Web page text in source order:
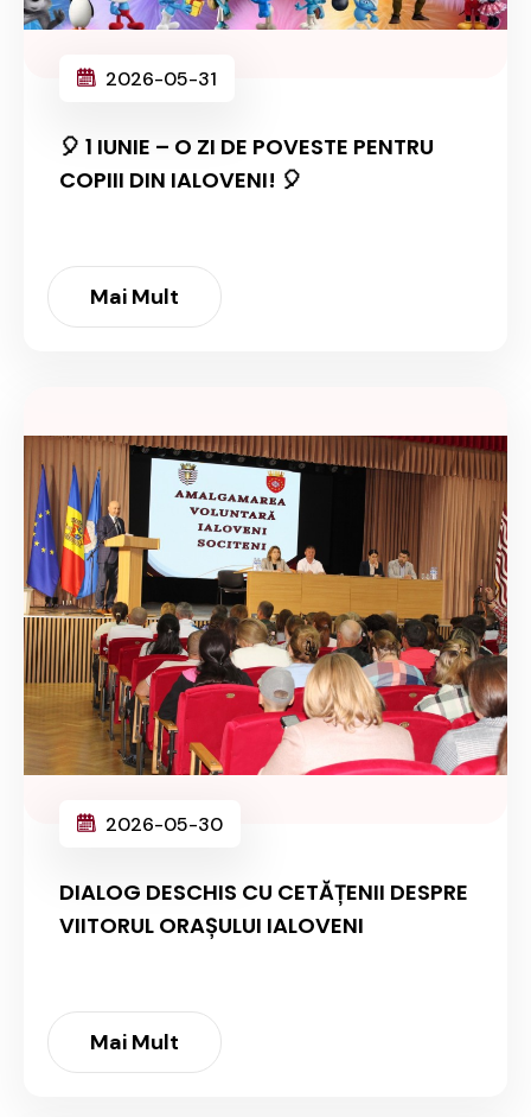
2026-05-31
🎈 1 IUNIE – O ZI DE POVESTE PENTRU
COPIII DIN IALOVENI! 🎈
Mai Mult
2026-05-30
DIALOG DESCHIS CU CETĂȚENII DESPRE
VIITORUL ORAȘULUI IALOVENI
Mai Mult